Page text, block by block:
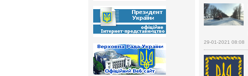
29-01-2021 08:08